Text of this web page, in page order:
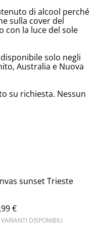
di alcool perché
sulla cover del
con la luce del sole
solo negli
Australia e Nuova
su richiesta. Nessun
sunset Trieste
€
DISPONIBILI